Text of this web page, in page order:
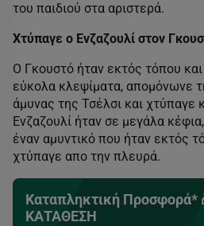
του παιδιού στα αριστερά.
Χτύπαγε ο Ενζαζουλί στον
Ο Γκουστό ήταν εκτός τόπου
εύκολα κλεψίματα, απομόνωνε
άμυνας της Τσέλσι και
Ενζαζουλί ήταν σε μεγάλα
έναν αμυντικό που ήταν εκτός
χτύπαγε απο την πλευρά.
Καταπληκτική Προσφορά*
ΚΑΤΑΘΕΣΗ